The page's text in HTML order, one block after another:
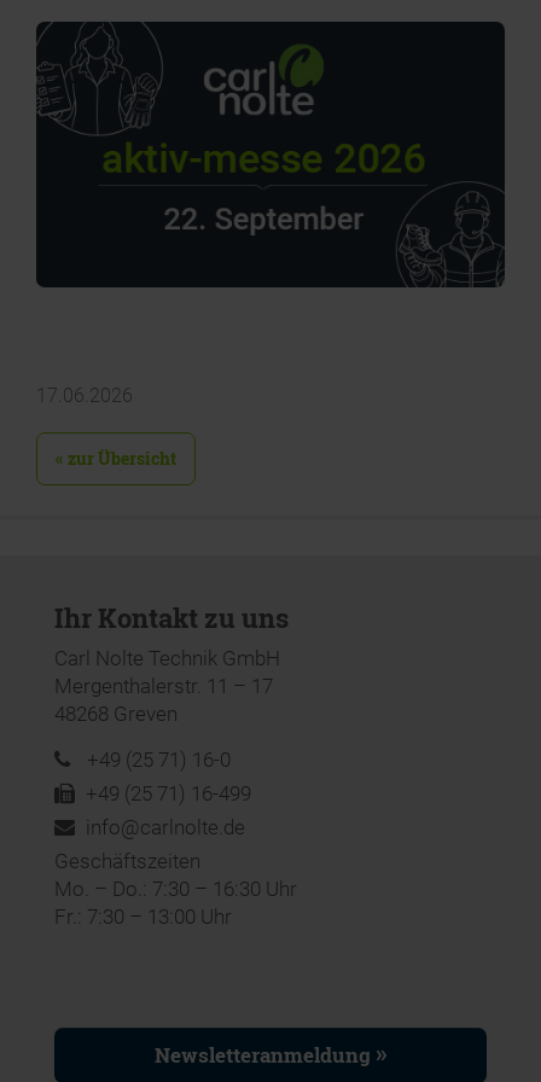
17.06.2026
« zur Übersicht
Ihr Kontakt zu uns
Carl Nolte Technik GmbH
Mergenthalerstr. 11 – 17
48268 Greven
+49 (25 71) 16-0
+49 (25 71) 16-499
info@carlnolte.de
Geschäftszeiten
Mo. – Do.: 7:30 – 16:30 Uhr
Fr.: 7:30 – 13:00 Uhr
Newsletteranmeldung